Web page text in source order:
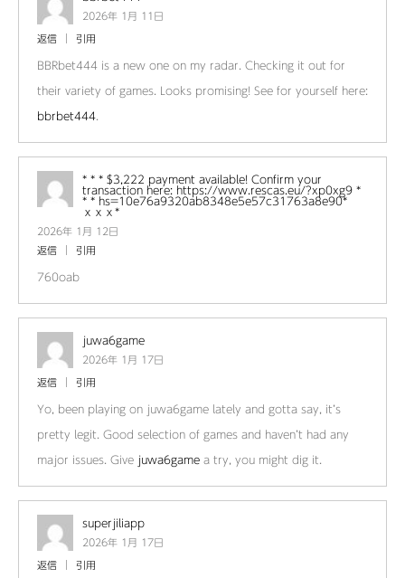
2026年 1月 11日
返信 引用
BBRbet444 is a new one on my radar. Checking it out for
their variety of games. Looks promising! See for yourself here:
bbrbet444.
* * * $3,222 payment available! Confirm your
transaction here: https://www.rescas.eu/?xp0xg9 *
* * hs=10e76a9320ab8348e5e57c31763a8e90*
ххх*
2026年 1月 12日
返信
引用
760oab
juwa6game
2026年 1月 17日
返信 引用
Yo, been playing on juwa6game lately and gotta say, it’s
pretty legit. Good selection of games and haven’t had any
major issues. Give juwa6game a try, you might dig it.
superjiliapp
2026年 1月 17日
返信 引用